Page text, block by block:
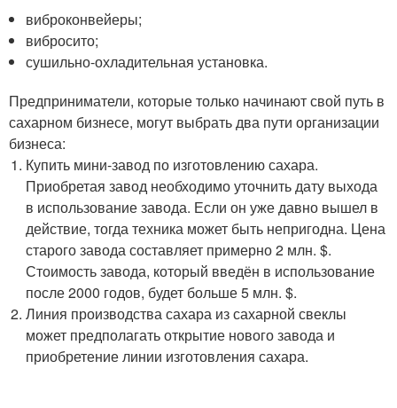
виброконвейеры;
вибросито;
сушильно-охладительная установка.
Предприниматели, которые только начинают свой путь в
сахарном бизнесе, могут выбрать два пути организации
бизнеса:
Купить мини-завод по изготовлению сахара.
Приобретая завод необходимо уточнить дату выхода
в использование завода. Если он уже давно вышел в
действие, тогда техника может быть непригодна. Цена
старого завода составляет примерно 2 млн. $.
Стоимость завода, который введён в использование
после 2000 годов, будет больше 5 млн. $.
Линия производства сахара из сахарной свеклы
может предполагать открытие нового завода и
приобретение линии изготовления сахара.